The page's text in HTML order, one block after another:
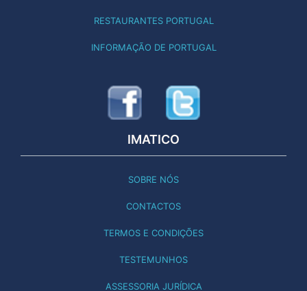
RESTAURANTES PORTUGAL
INFORMAÇÃO DE PORTUGAL
IMATICO
SOBRE NÓS
CONTACTOS
TERMOS E CONDIÇÕES
TESTEMUNHOS
ASSESSORIA JURÍDICA